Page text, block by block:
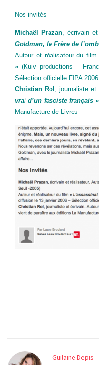
Nos invités
Michaël Prazan, écrivain et
Goldman, le Frère de
Auteur et réalisateur du film
» (Kuiv productions –
Sélection officielle FIPA
Christian Rol , journaliste et
vrai d’un fasciste français »
Manufacture de Livres
Guilaine Depis